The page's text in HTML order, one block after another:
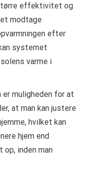
effektivitet og
modtage
efter
systemet
varme i
muligheden for at
at man kan justere
hvilket kan
hjem end
op, inden man